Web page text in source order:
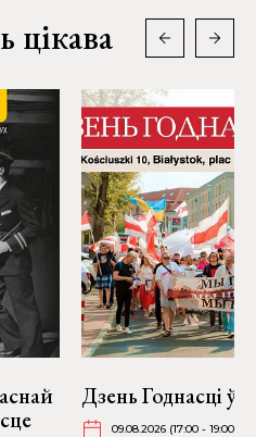
Дзень Годнасці ў
09.08.2026 (17:00 - 19:00)